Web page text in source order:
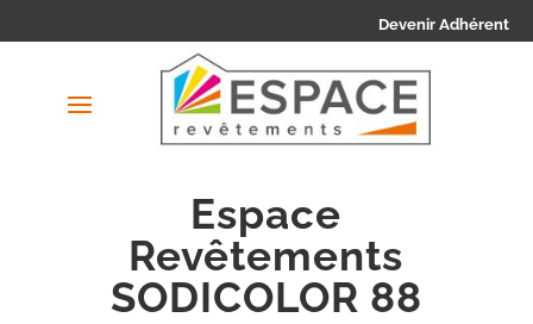
Devenir Adhérent
Espace
Revêtements
SODICOLOR 88